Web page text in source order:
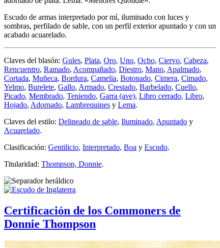
Escudo de armas interpretado por mí, iluminado con luces y
sombras, perfilado de sable, con un perfil exterior apuntado y con un
acabado acuarelado.
Claves del blasón: Gules, Plata, Oro, Uno, Ocho, Ciervo, Cabeza,
Rencuentro, Ramado, Acompañado, Diestro, Mano, Apalmado,
Cortada, Muñeca, Bordura, Camelia, Botonado, Cimera, Cimado,
Yelmo, Burelete, Gallo, Armado, Crestado, Barbelado, Cuello,
Picado, Membrado, Teniendo, Garra (ave), Libro cerrado, Libro,
Hojado, Adornado, Lambrequines y Lema.
Claves del estilo: Delineado de sable, Iluminado, Apuntado y
Acuarelado.
Clasificación: Gentilicio, Interpretado, Boa y Escudo.
Titularidad: Thompson, Donnie.
Certificación de los Commoners de
Donnie Thompson